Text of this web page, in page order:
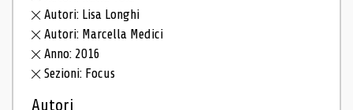
Autori: Lisa Longhi
Autori: Marcella Medici
Anno: 2016
Sezioni: Focus
Autori